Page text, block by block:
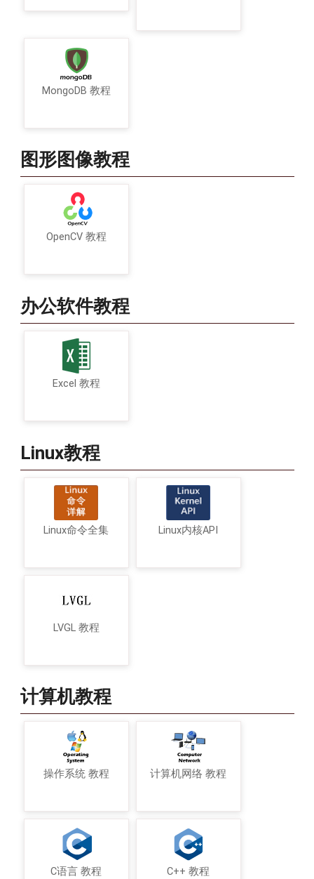
MongoDB 教程
图形图像教程
OpenCV 教程
办公软件教程
Excel 教程
Linux教程
Linux命令全集 Linux内核API
LVGL 教程
计算机教程
操作系统 教程 计算机网络 教程
C语言 教程 C++ 教程